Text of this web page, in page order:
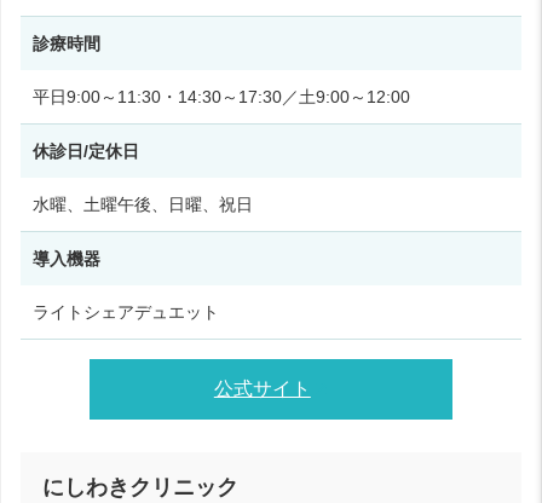
診療時間
平日9:00～11:30・14:30～17:30／土9:00～12:00
休診日/定休日
水曜、土曜午後、日曜、祝日
導入機器
ライトシェアデュエット
公式サイト
にしわきクリニック